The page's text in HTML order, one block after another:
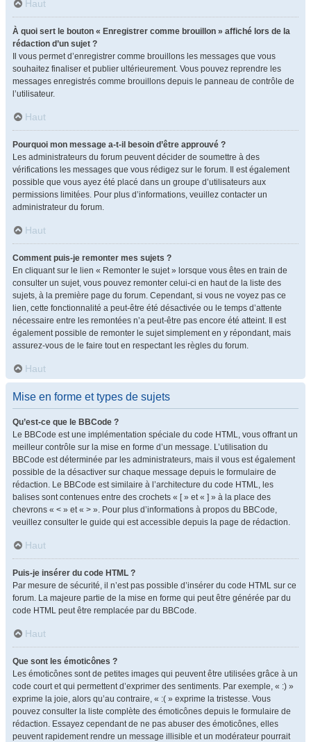
Haut
À quoi sert le bouton « Enregistrer comme brouillon » affiché lors de la
rédaction d’un sujet ?
Il vous permet d’enregistrer comme brouillons les messages que vous
souhaitez finaliser et publier ultérieurement. Vous pouvez reprendre les
messages enregistrés comme brouillons depuis le panneau de contrôle de
l’utilisateur.
Haut
Pourquoi mon message a-t-il besoin d’être approuvé ?
Les administrateurs du forum peuvent décider de soumettre à des
vérifications les messages que vous rédigez sur le forum. Il est également
possible que vous ayez été placé dans un groupe d’utilisateurs aux
permissions limitées. Pour plus d’informations, veuillez contacter un
administrateur du forum.
Haut
Comment puis-je remonter mes sujets ?
En cliquant sur le lien « Remonter le sujet » lorsque vous êtes en train de
consulter un sujet, vous pouvez remonter celui-ci en haut de la liste des
sujets, à la première page du forum. Cependant, si vous ne voyez pas ce
lien, cette fonctionnalité a peut-être été désactivée ou le temps d’attente
nécessaire entre les remontées n’a peut-être pas encore été atteint. Il est
également possible de remonter le sujet simplement en y répondant, mais
assurez-vous de le faire tout en respectant les règles du forum.
Haut
Mise en forme et types de sujets
Qu’est-ce que le BBCode ?
Le BBCode est une implémentation spéciale du code HTML, vous offrant un
meilleur contrôle sur la mise en forme d’un message. L’utilisation du
BBCode est déterminée par les administrateurs, mais il vous est également
possible de la désactiver sur chaque message depuis le formulaire de
rédaction. Le BBCode est similaire à l’architecture du code HTML, les
balises sont contenues entre des crochets « [ » et « ] » à la place des
chevrons « < » et « > ». Pour plus d’informations à propos du BBCode,
veuillez consulter le guide qui est accessible depuis la page de rédaction.
Haut
Puis-je insérer du code HTML ?
Par mesure de sécurité, il n’est pas possible d’insérer du code HTML sur ce
forum. La majeure partie de la mise en forme qui peut être générée par du
code HTML peut être remplacée par du BBCode.
Haut
Que sont les émoticônes ?
Les émoticônes sont de petites images qui peuvent être utilisées grâce à un
code court et qui permettent d’exprimer des sentiments. Par exemple, « :) »
exprime la joie, alors qu’au contraire, « :( » exprime la tristesse. Vous
pouvez consulter la liste complète des émoticônes depuis le formulaire de
rédaction. Essayez cependant de ne pas abuser des émoticônes, elles
peuvent rapidement rendre un message illisible et un modérateur pourrait